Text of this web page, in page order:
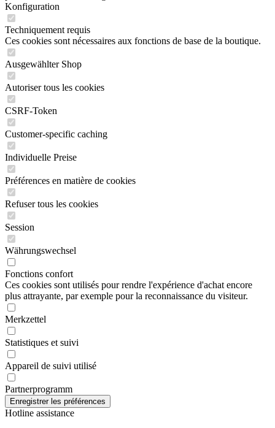
Konfiguration
Techniquement requis
Ces cookies sont nécessaires aux fonctions de base de la boutique.
Ausgewählter Shop
Autoriser tous les cookies
CSRF-Token
Customer-specific caching
Individuelle Preise
Préférences en matière de cookies
Refuser tous les cookies
Session
Währungswechsel
Fonctions confort
Ces cookies sont utilisés pour rendre l'expérience d'achat encore
plus attrayante, par exemple pour la reconnaissance du visiteur.
Merkzettel
Statistiques et suivi
Appareil de suivi utilisé
Partnerprogramm
Hotline assistance